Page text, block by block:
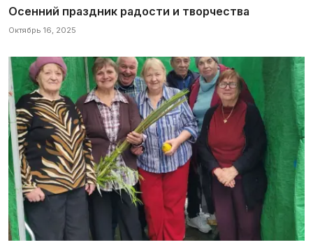
Осенний праздник радости и творчества
Октябрь 16, 2025